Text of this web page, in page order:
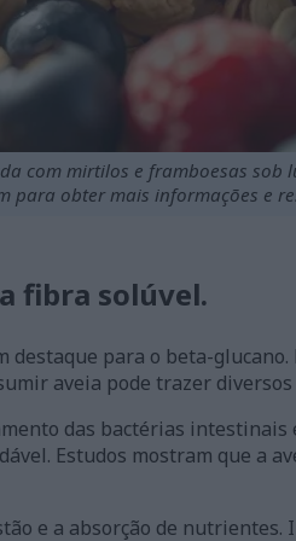
com mirtilos e framboesas sob
para obter mais informações e
fibra solúvel.
para o beta-
aveia pode trazer
das bactérias intestinais
Estudos mostram que a
e a absorção de nutrientes.